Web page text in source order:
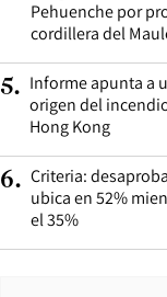
Pehuenche por
cordillera del
5. Informe apunta a
origen del
Hong Kong
6. Criteria:
ubica en 52%
el 35%